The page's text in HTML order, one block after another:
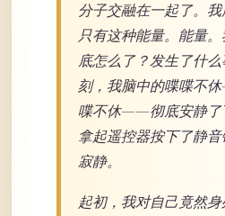
分子交融在一起了。我
只有这种能量。能量
底怎么了？发生了什
刻，我脑中的喋喋不
喋不休——彻底安静了
拿起遥控器按下了静
寂静。
起初，我对自己竟然